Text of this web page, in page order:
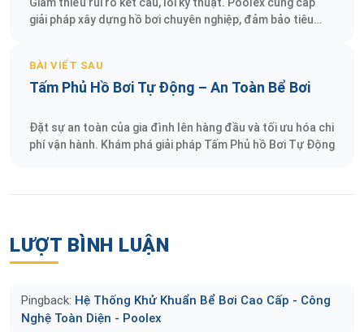
giải pháp xây dựng hồ bơi chuyên nghiệp, đảm bảo tiêu
BÀI VIẾT SAU
Tấm Phủ Hồ Bơi Tự Động – An Toàn Bể Bơi
Đặt sự an toàn của gia đình lên hàng đầu và tối ưu hóa chi
phí vận hành. Khám phá giải pháp Tấm Phủ hồ Bơi Tự Động
LƯỢT BÌNH LUẬN
Pingback: Hệ Thống Khử Khuẩn Bể Bơi Cao Cấp - Công
Nghệ Toàn Diện - Poolex